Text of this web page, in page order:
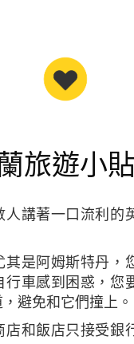
蘭旅遊小
行車感到困惑，您
避免和它們撞上。